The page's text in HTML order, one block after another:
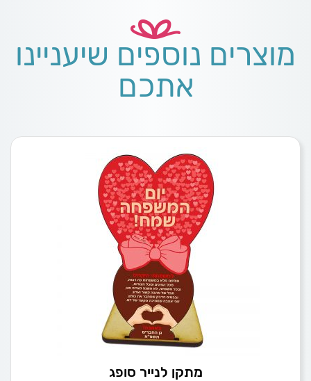
מוצרים נוספים שיעניינו
אתכם
מתקן לנייר סופג